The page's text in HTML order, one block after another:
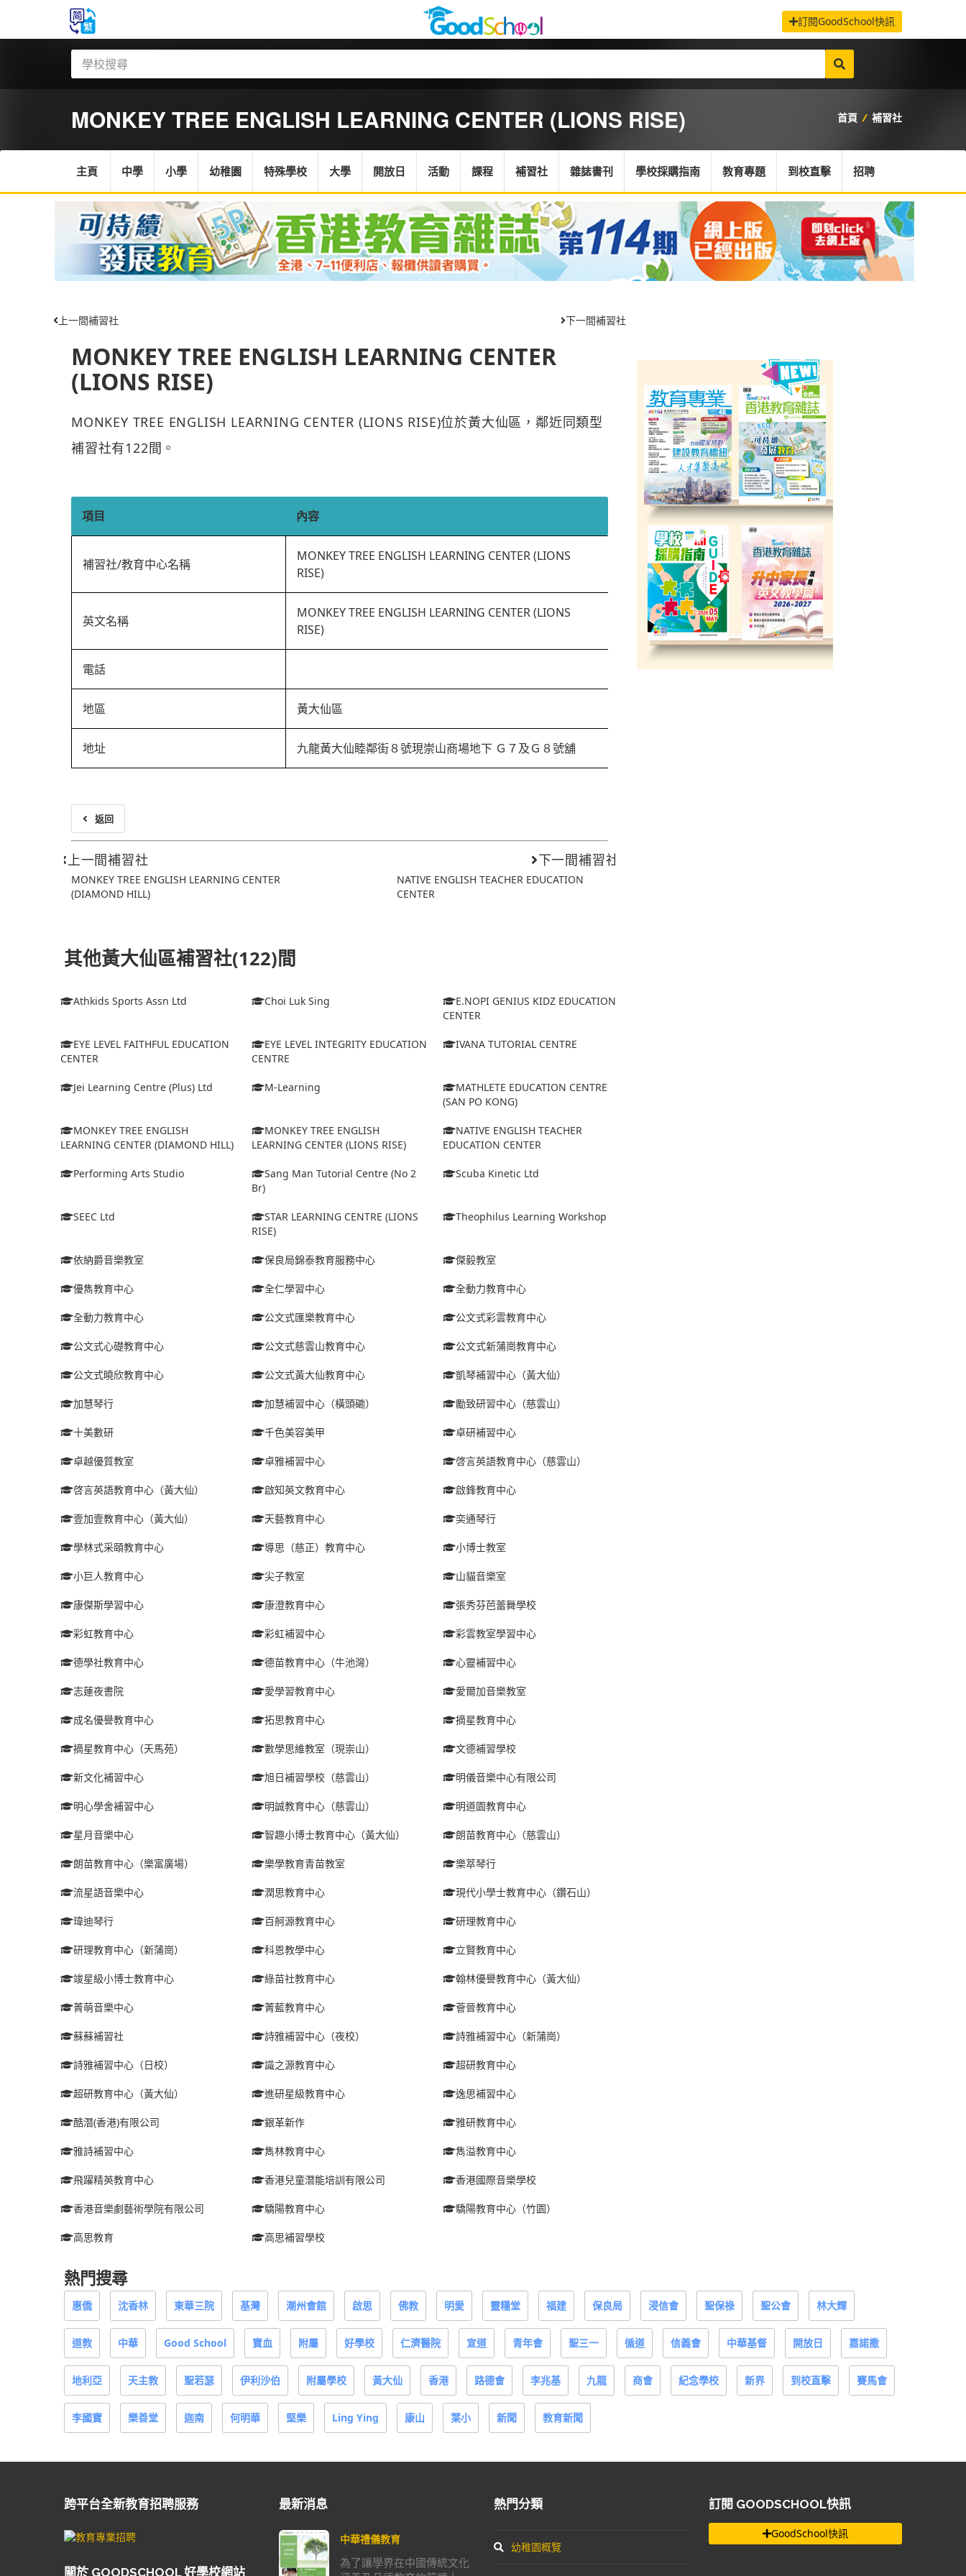
訂閱GoodSchool快訊
MONKEY TREE ENGLISH LEARNING CENTER (LIONS RISE) 首頁 / 補習社
主頁 中學 小學 幼稚園 特殊學校 大學 開放日 活動 課程 補習社 雜誌書刊 學校採購指南 教育專題 到校直擊 招聘
上一間補習社 下一間補習社
MONKEY TREE ENGLISH LEARNING CENTER
(LIONS RISE)
MONKEY TREE ENGLISH LEARNING CENTER (LIONS RISE)位於黃大仙區，鄰近同類型
補習社有122間。
項目 內容
補習社/教育中心名稱
MONKEY TREE ENGLISH LEARNING CENTER (LIONS
RISE)
英文名稱
MONKEY TREE ENGLISH LEARNING CENTER (LIONS
RISE)
電話
地區 黃大仙區
地址 九龍黃大仙睦鄰街８號現崇山商場地下 Ｇ７及Ｇ８號舖
返回
上一間補習社
MONKEY TREE ENGLISH LEARNING CENTER
(DIAMOND HILL)
下一間補習社
NATIVE ENGLISH TEACHER EDUCATION
CENTER
其他黃大仙區補習社(122)間
Athkids Sports Assn Ltd Choi Luk Sing
E.NOPI GENIUS KIDZ EDUCATION
CENTER
EYE LEVEL FAITHFUL EDUCATION
CENTER
EYE LEVEL INTEGRITY EDUCATION
CENTRE
IVANA TUTORIAL CENTRE
Jei Learning Centre (Plus) Ltd M-Learning
MATHLETE EDUCATION CENTRE
(SAN PO KONG)
MONKEY TREE ENGLISH
LEARNING CENTER (DIAMOND HILL)
MONKEY TREE ENGLISH
LEARNING CENTER (LIONS RISE)
NATIVE ENGLISH TEACHER
EDUCATION CENTER
Performing Arts Studio
Sang Man Tutorial Centre (No 2
Br)
Scuba Kinetic Ltd
SEEC Ltd
STAR LEARNING CENTRE (LIONS
RISE)
Theophilus Learning Workshop
依納爵音樂教室 保良局錦泰教育服務中心 傑毅教室
優雋教育中心 全仁學習中心 全動力教育中心
全動力教育中心 公文式匯樂教育中心 公文式彩雲教育中心
公文式心礎教育中心 公文式慈雲山教育中心 公文式新蒲崗教育中心
公文式曉欣教育中心 公文式黃大仙教育中心 凱琴補習中心（黃大仙）
加慧琴行 加慧補習中心（橫頭磡） 勵致研習中心（慈雲山）
十美數研 千色美容美甲 卓研補習中心
卓越優質教室 卓雅補習中心 啓言英語教育中心（慈雲山）
啓言英語教育中心（黃大仙） 啟知英文教育中心 啟鋒教育中心
壹加壹教育中心（黃大仙） 天藝教育中心 奕通琴行
學林式采頤教育中心 導思（慈正）教育中心 小博士教室
小巨人教育中心 尖子教室 山貓音樂室
康傑斯學習中心 康澄教育中心 張秀芬芭蕾舞學校
彩虹教育中心 彩虹補習中心 彩雲教室學習中心
德學社教育中心 德苗教育中心（牛池灣） 心靈補習中心
志蓮夜書院 愛學習教育中心 愛爾加音樂教室
成名優譽教育中心 拓思教育中心 摘星教育中心
摘星教育中心（天馬苑） 數學思維教室（現崇山） 文德補習學校
新文化補習中心 旭日補習學校（慈雲山） 明儀音樂中心有限公司
明心學舍補習中心 明誠教育中心（慈雲山） 明道園教育中心
星月音樂中心 智趣小博士教育中心（黃大仙） 朗苗教育中心（慈雲山）
朗苗教育中心（樂富廣場） 樂學教育青苗教室 樂萃琴行
流星語音樂中心 潤思教育中心 現代小學士教育中心（鑽石山）
瑋迪琴行 百舸源教育中心 研理教育中心
研理教育中心（新蒲崗） 科恩教學中心 立賢教育中心
竣星級小博士教育中心 綠苗社教育中心 翰林優譽教育中心（黃大仙）
菁萌音樂中心 菁藍教育中心 薈晉教育中心
蘇蘇補習社 詩雅補習中心（夜校） 詩雅補習中心（新蒲崗）
詩雅補習中心（日校） 識之源教育中心 超研教育中心
超研教育中心（黃大仙） 進研星級教育中心 逸思補習中心
酷潛(香港)有限公司 銀革新作 雅研教育中心
雅詩補習中心 雋林教育中心 雋溢教育中心
飛躍精英教育中心 香港兒童潛能培訓有限公司 香港國際音樂學校
香港音樂劇藝術學院有限公司 驕陽教育中心 驕陽教育中心（竹園）
高思教育 高思補習學校
熱門搜尋
惠僑 沈香林 東華三院 基灣 潮州會館 啟思 佛教 明愛 靈糧堂 福建 保良局 浸信會 聖保祿 聖公會 林大輝
道教 中華 Good School 寶血 附屬 好學校 仁濟醫院 宣道 青年會 聖三一 循道 信義會 中華基督 開放日 嘉諾撒
地利亞 天主教 聖若瑟 伊利沙伯 附屬學校 黃大仙 香港 路德會 李兆基 九龍 商會 紀念學校 新界 到校直擊 賽馬會
李國寶 樂善堂 迦南 何明華 堅樂 Ling Ying 康山 葉小 新聞 教育新聞
跨平台全新教育招聘服務
關於 GOODSCHOOL 好學校網站
最新消息
中華禮儀教育
為了讓學界在中國傳統文化
熱門分類
幼稚園概覽
訂閱 GOODSCHOOL快訊
GoodSchool快訊